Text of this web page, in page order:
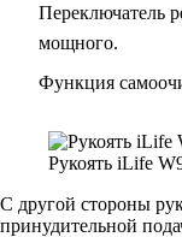
Переключатель
мощного.
Функция
Рукоять iLife
С другой стороны
принудительной